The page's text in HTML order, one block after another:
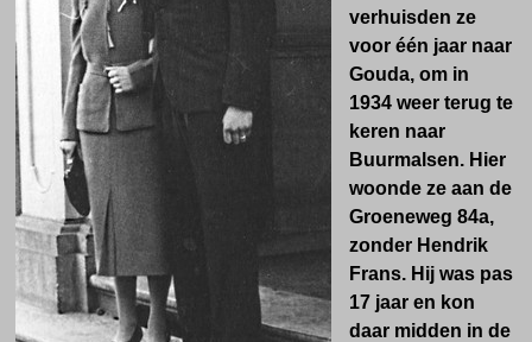
verhuisden ze
voor één jaar naar
Gouda, om in
1934 weer terug te
keren naar
Buurmalsen. Hier
woonde ze aan de
Groeneweg 84a,
zonder Hendrik
Frans. Hij was pas
17 jaar en kon
daar midden in de